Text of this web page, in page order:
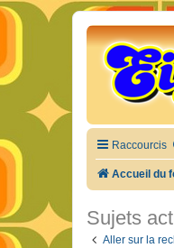
Raccourcis
Accueil du
Sujets
Aller sur la